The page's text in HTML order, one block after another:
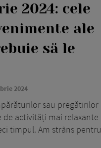
2024: cele
ale
să le
2024
sau pregătirilor
activități mai relaxante
timpul. Am strâns pentru